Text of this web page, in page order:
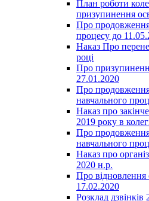
План роботи
призупинення
Про
процесу до
Наказ Про
році
Про
27.01.2020
Про
навчального
Наказ про
2019 року в
Про
навчального
Наказ про
2020 н.р.
Про відновлення
17.02.2020
Розклад